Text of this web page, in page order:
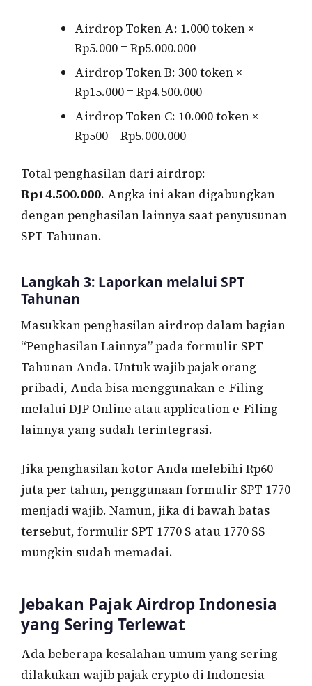
Airdrop Token A: 1.000 token ×
Rp5.000 = Rp5.000.000
Airdrop Token B: 300 token ×
Rp15.000 = Rp4.500.000
Airdrop Token C: 10.000 token ×
Rp500 = Rp5.000.000
Total penghasilan dari airdrop:
Rp14.500.000. Angka ini akan digabungkan
dengan penghasilan lainnya saat penyusunan
SPT Tahunan.
Langkah 3: Laporkan melalui SPT
Tahunan
Masukkan penghasilan airdrop dalam bagian
“Penghasilan Lainnya” pada formulir SPT
Tahunan Anda. Untuk wajib pajak orang
pribadi, Anda bisa menggunakan e-Filing
melalui DJP Online atau application e-Filing
lainnya yang sudah terintegrasi.
Jika penghasilan kotor Anda melebihi Rp60
juta per tahun, penggunaan formulir SPT 1770
menjadi wajib. Namun, jika di bawah batas
tersebut, formulir SPT 1770 S atau 1770 SS
mungkin sudah memadai.
Jebakan Pajak Airdrop Indonesia
yang Sering Terlewat
Ada beberapa kesalahan umum yang sering
dilakukan wajib pajak crypto di Indonesia